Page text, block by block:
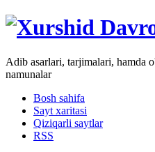
Adib asarlari, tarjimalari, hamda
namunalar
Bosh sahifa
Sayt xaritasi
Qiziqarli saytlar
RSS